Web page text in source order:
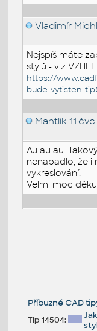
Vladimír Michl
Nejspíš máte
stylů - viz
https://
bude-vytisten-
Mantlík
Au au au.
nenapadlo, že i
vykreslování.
Velmi moc
Příbuzné CAD
Tip 14504: